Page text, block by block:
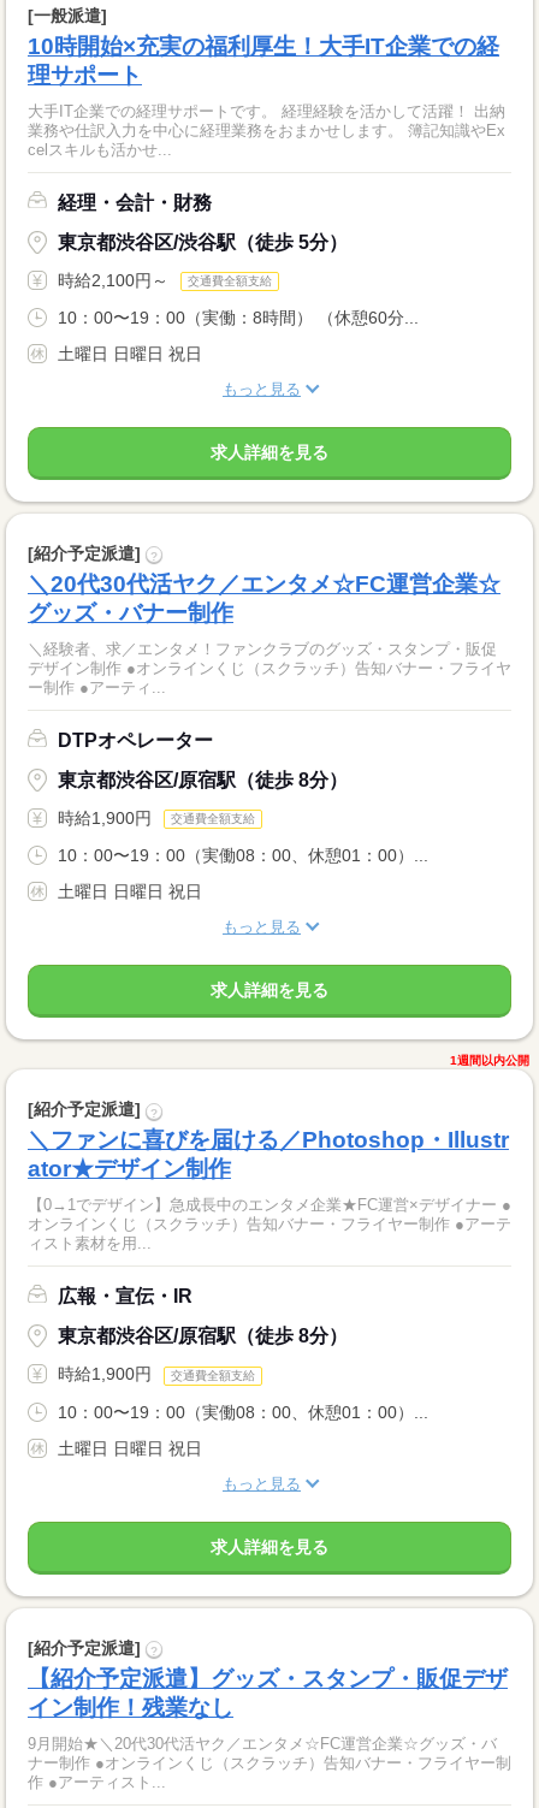
[一般派遣]
10時開始×充実の福利厚生！大手IT企業での経
理サポート
大手IT企業での経理サポートです。 経理経験を活かして活躍！ 出納
業務や仕訳入力を中心に経理業務をおまかせします。 簿記知識やEx
celスキルも活かせ...
経理・会計・財務
東京都渋谷区/渋谷駅（徒歩 5分）
時給2,100円～ 交通費全額支給
10：00〜19：00（実働：8時間） （休憩60分...
土曜日 日曜日 祝日
もっと見る
求人詳細を見る
[紹介予定派遣] ?
＼20代30代活ヤク／エンタメ☆FC運営企業☆
グッズ・バナー制作
＼経験者、求／エンタメ！ファンクラブのグッズ・スタンプ・販促
デザイン制作 ●オンラインくじ（スクラッチ）告知バナー・フライヤ
ー制作 ●アーティ...
DTPオペレーター
東京都渋谷区/原宿駅（徒歩 8分）
時給1,900円 交通費全額支給
10：00〜19：00（実働08：00、休憩01：00）...
土曜日 日曜日 祝日
もっと見る
求人詳細を見る
1週間以内公開
[紹介予定派遣] ?
＼ファンに喜びを届ける／Photoshop・Illustr
ator★デザイン制作
【0→1でデザイン】急成長中のエンタメ企業★FC運営×デザイナー ●
オンラインくじ（スクラッチ）告知バナー・フライヤー制作 ●アーテ
ィスト素材を用...
広報・宣伝・IR
東京都渋谷区/原宿駅（徒歩 8分）
時給1,900円 交通費全額支給
10：00〜19：00（実働08：00、休憩01：00）...
土曜日 日曜日 祝日
もっと見る
求人詳細を見る
[紹介予定派遣] ?
【紹介予定派遣】グッズ・スタンプ・販促デザ
イン制作！残業なし
9月開始★＼20代30代活ヤク／エンタメ☆FC運営企業☆グッズ・バ
ナー制作 ●オンラインくじ（スクラッチ）告知バナー・フライヤー制
作 ●アーティスト...